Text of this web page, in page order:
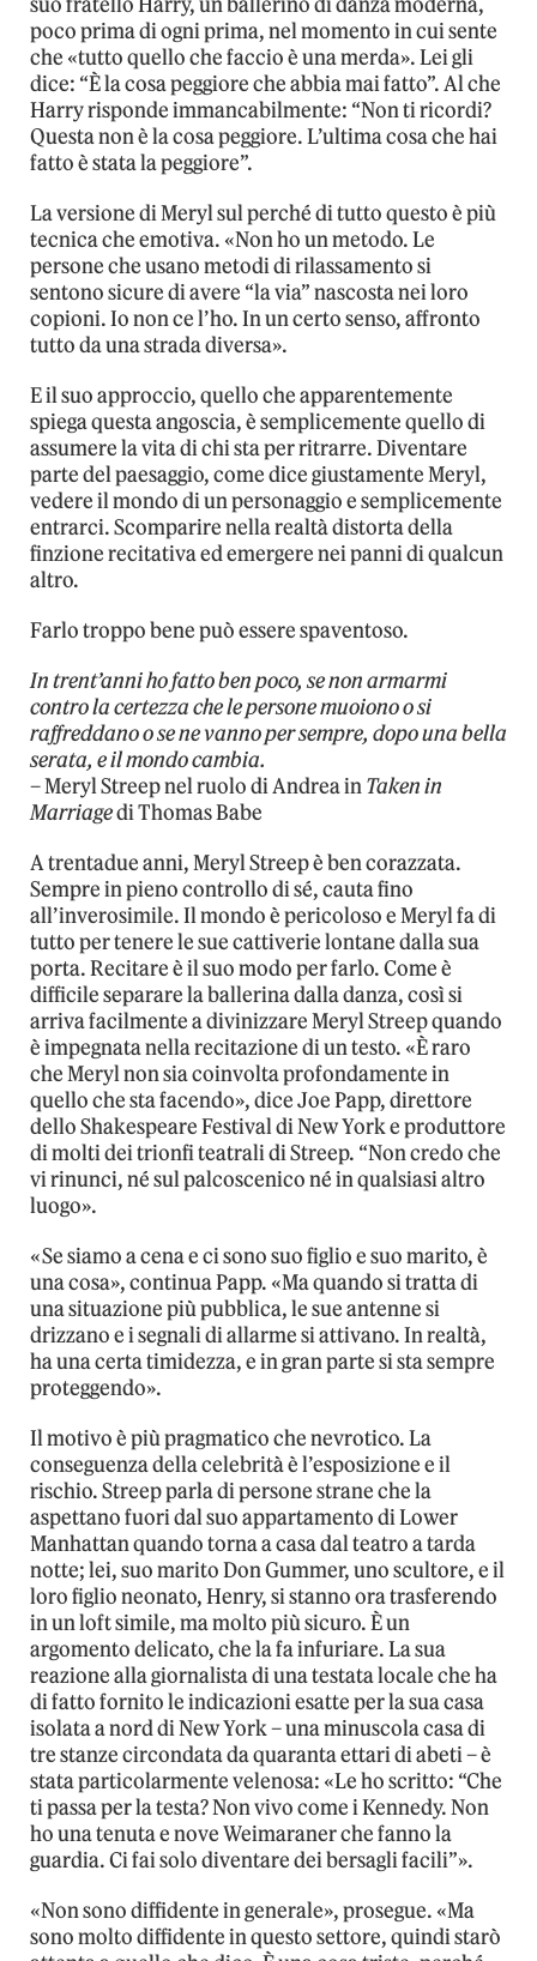
poco prima di ogni prima, nel momento in cui sente
che «tutto quello che faccio è una merda». Lei gli
dice: “È la cosa peggiore che abbia mai fatto”. Al che
Harry risponde immancabilmente: “Non ti ricordi?
Questa non è la cosa peggiore. L’ultima cosa che hai
fatto è stata la peggiore”.
La versione di Meryl sul perché di tutto questo è più
tecnica che emotiva. «Non ho un metodo. Le
persone che usano metodi di rilassamento si
sentono sicure di avere “la via” nascosta nei loro
copioni. Io non ce l’ho. In un certo senso, affronto
tutto da una strada diversa».
E il suo approccio, quello che apparentemente
spiega questa angoscia, è semplicemente quello di
assumere la vita di chi sta per ritrarre. Diventare
parte del paesaggio, come dice giustamente Meryl,
vedere il mondo di un personaggio e semplicemente
entrarci. Scomparire nella realtà distorta della
finzione recitativa ed emergere nei panni di qualcun
altro.
Farlo troppo bene può essere spaventoso.
In trent’anni ho fatto ben poco, se non armarmi
contro la certezza che le persone muoiono o si
raffreddano o se ne vanno per sempre, dopo una bella
serata, e il mondo cambia.
– Meryl Streep nel ruolo di Andrea inTaken in
Marriagedi Thomas Babe
A trentadue anni, Meryl Streep è ben corazzata.
Sempre in pieno controllo di sé, cauta fino
all’inverosimile. Il mondo è pericoloso e Meryl fa di
tutto per tenere le sue cattiverie lontane dalla sua
porta. Recitare è il suo modo per farlo. Come è
difficile separare la ballerina dalla danza, così si
arriva facilmente a divinizzare Meryl Streep quando
è impegnata nella recitazione di un testo. «È raro
che Meryl non sia coinvolta profondamente in
quello che sta facendo», dice Joe Papp, direttore
dello Shakespeare Festival di New York e produttore
di molti dei trionfi teatrali di Streep. “Non credo che
vi rinunci, né sul palcoscenico né in qualsiasi altro
luogo».
«Se siamo a cena e ci sono suo figlio e suo marito, è
una cosa», continua Papp. «Ma quando si tratta di
una situazione più pubblica, le sue antenne si
drizzano e i segnali di allarme si attivano. In realtà,
ha una certa timidezza, e in gran parte si sta sempre
proteggendo».
Il motivo è più pragmatico che nevrotico. La
conseguenza della celebrità è l’esposizione e il
rischio. Streep parla di persone strane che la
aspettano fuori dal suo appartamento di Lower
Manhattan quando torna a casa dal teatro a tarda
notte; lei, suo marito Don Gummer, uno scultore, e il
loro figlio neonato, Henry, si stanno ora trasferendo
in un loft simile, ma molto più sicuro. È un
argomento delicato, che la fa infuriare. La sua
reazione alla giornalista di una testata locale che ha
di fatto fornito le indicazioni esatte per la sua casa
isolata a nord di New York – una minuscola casa di
tre stanze circondata da quaranta ettari di abeti – è
stata particolarmente velenosa: «Le ho scritto: “Che
ti passa per la testa? Non vivo come i Kennedy. Non
ho una tenuta e nove Weimaraner che fanno la
guardia. Ci fai solo diventare dei bersagli facili”».
«Non sono diffidente in generale», prosegue. «Ma
sono molto diffidente in questo settore, quindi starò